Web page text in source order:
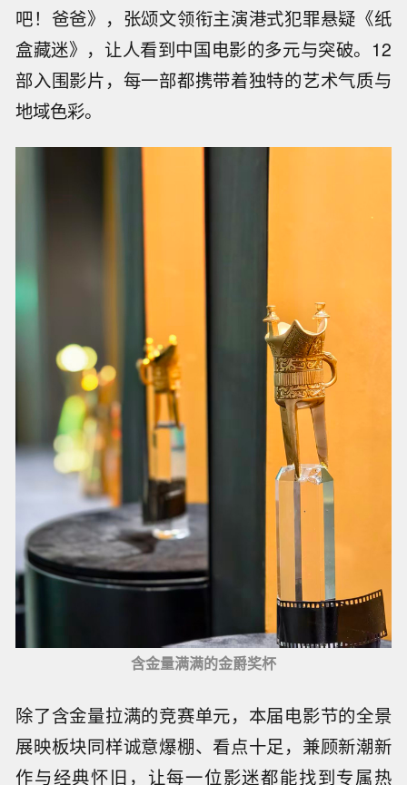
吧！爸爸》，张颂文领衔主演港式犯罪悬疑《纸
盒藏迷》，让人看到中国电影的多元与突破。12
部入围影片，每一部都携带着独特的艺术气质与
地域色彩。
含金量满满的金爵奖杯
除了含金量拉满的竞赛单元，本届电影节的全景
展映板块同样诚意爆棚、看点十足，兼顾新潮新
作与经典怀旧，让每一位影迷都能找到专属热